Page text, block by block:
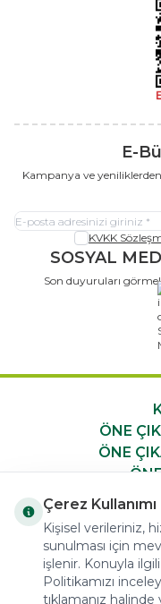
E-
Kampanya ve
KVKK
SOSYAL
Son duyuruları
ÖNE
ÖNE
Çerez Kullanımı
Kişisel verileriniz,
sunulması için
işlenir. Konuyla
Politikamızı
tıklamanız halinde